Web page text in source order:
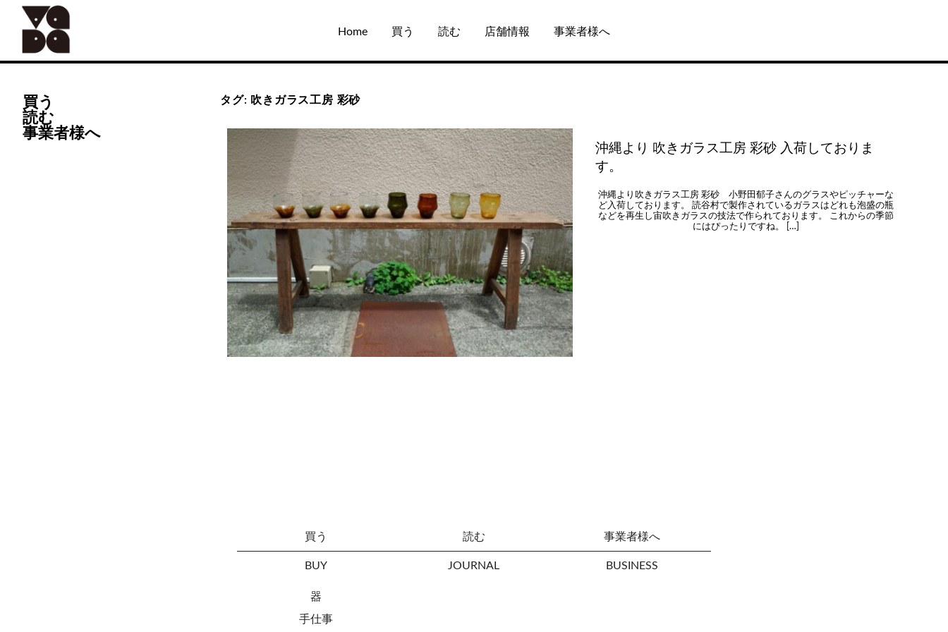
Skip
content
Home 買う
Vadaオリジナル
読む 店舗情報 事業者様へ
買う
ALL
器
手仕事
読む
事業者様へ
タグ: 吹きガラス工房 彩砂
沖縄より 吹きガラス工房 彩砂 入荷しておりま
す。
沖縄より吹きガラス工房 彩砂 小野田郁子さんのグラスやピッチャーな
ど入荷しております。 読谷村で製作されているガラスはどれも泡盛の瓶
などを再生し宙吹きガラスの技法で作られております。 これからの季節
にはぴったりですね。 […]
買う
BUY
器
手仕事
読む
JOURNAL
事業者様へ
BUSINESS